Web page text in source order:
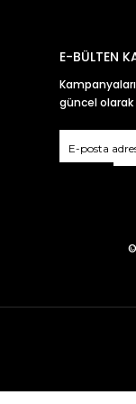
E-BÜLTEN
güncel